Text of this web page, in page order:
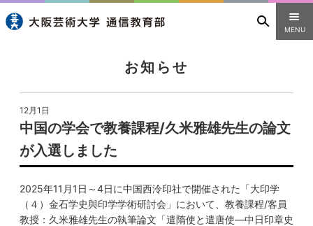
MENU
お知らせ
12月1日
中国の学会で教養課程/久米雅雄先生の論文
が入選しました
2025年11月1日～4日に中国西泠印社で開催された「大印学
（４）金石学史與印学学術研討会」において、教養課程/客員
教授：久米雅雄先生の執筆論文「遣隋使と遣唐使―中日印章史